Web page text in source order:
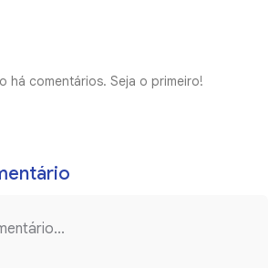
há comentários. Seja o primeiro!